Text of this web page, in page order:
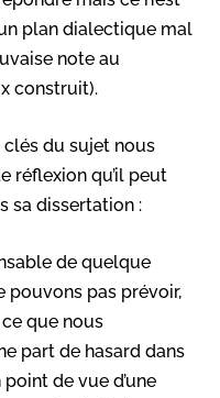
plan dialectique mal
note au
construit).
du sujet nous
réflexion qu’il peut
sa dissertation :
de quelque
pouvons pas prévoir,
que nous
part de hasard dans
point de vue d’une